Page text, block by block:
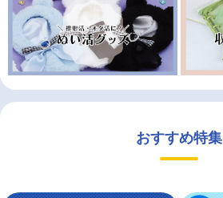
おすすめ特集